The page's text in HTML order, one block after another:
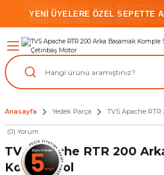
YENİ ÜYELERE ÖZEL SEPETTE
YENİ ÜYELERE ÖZEL SEPETTE
YENİ ÜYELERE ÖZEL SEPETTE
Anasayfa Yedek Parça TVS Apache
(0) Yorum
TVS Apache RTR 200
Komple Sol